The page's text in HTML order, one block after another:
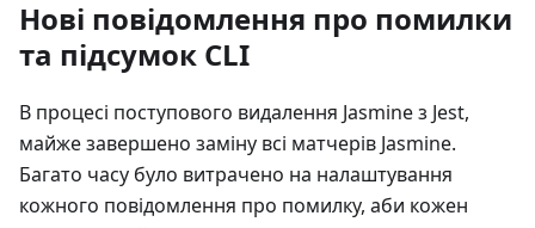
Нові повідомлення про помилки
та підсумок CLI
В процесі поступового видалення Jasmine з Jest,
майже завершено заміну всі матчерів Jasmine.
Багато часу було витрачено на налаштування
кожного повідомлення про помилку, аби кожен